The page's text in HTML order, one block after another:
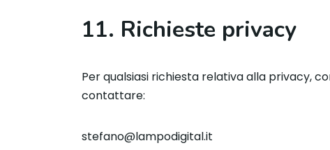
11. Richieste privacy
Per qualsiasi richiesta relativa alla privacy,
contattare:
stefano@lampodigital.it